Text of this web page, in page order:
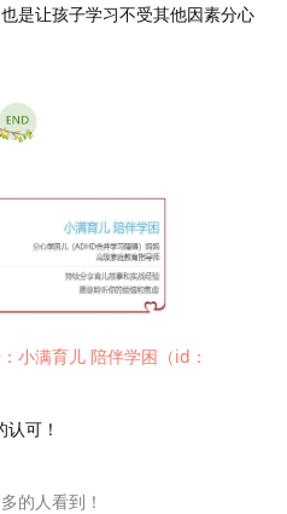
是让孩子学习不受其他因素分心
小满育儿 陪伴学困（id：
认可！
的人看到！